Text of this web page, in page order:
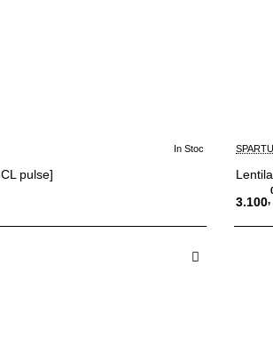
In Stoc
pulse]
3.100,